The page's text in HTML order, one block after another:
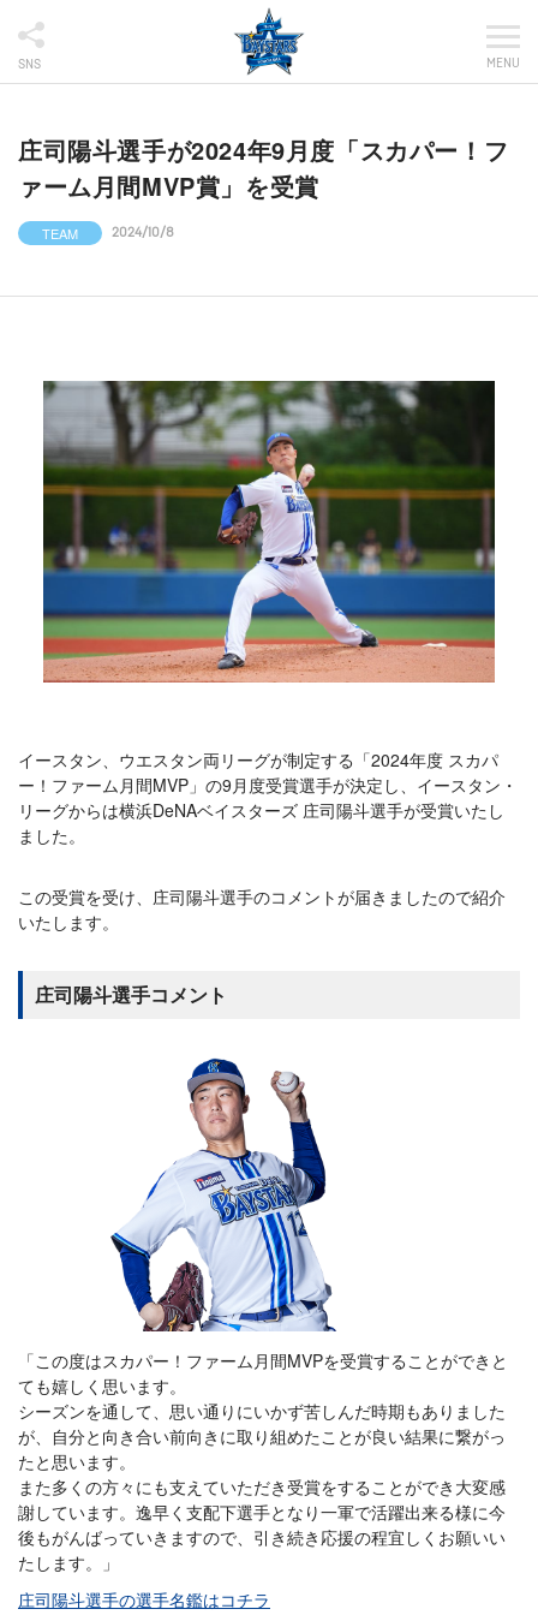
SNS MENU
庄司陽斗選手が2024年9月度「スカパー！フ
ァーム月間MVP賞」を受賞
TEAM 2024/10/8
イースタン、ウエスタン両リーグが制定する「2024年度 スカパ
ー！ファーム月間MVP」の9月度受賞選手が決定し、イースタン・
リーグからは横浜DeNAベイスターズ 庄司陽斗選手が受賞いたし
ました。
この受賞を受け、庄司陽斗選手のコメントが届きましたので紹介
いたします。
庄司陽斗選手コメント
「この度はスカパー！ファーム月間MVPを受賞することができと
ても嬉しく思います。
シーズンを通して、思い通りにいかず苦しんだ時期もありました
が、自分と向き合い前向きに取り組めたことが良い結果に繋がっ
たと思います。
また多くの方々にも支えていただき受賞をすることができ大変感
謝しています。逸早く支配下選手となり一軍で活躍出来る様に今
後もがんばっていきますので、引き続き応援の程宜しくお願いい
たします。」
庄司陽斗選手の選手名鑑はコチラ